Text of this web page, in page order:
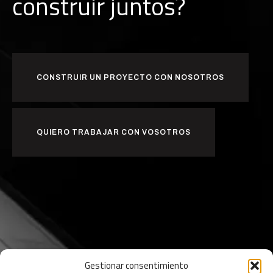
Gestionar consentimiento
CONSTRUIR UN PROYECTO CON NOSOTROS
QUIERO TRABAJAR CON VOSOTROS